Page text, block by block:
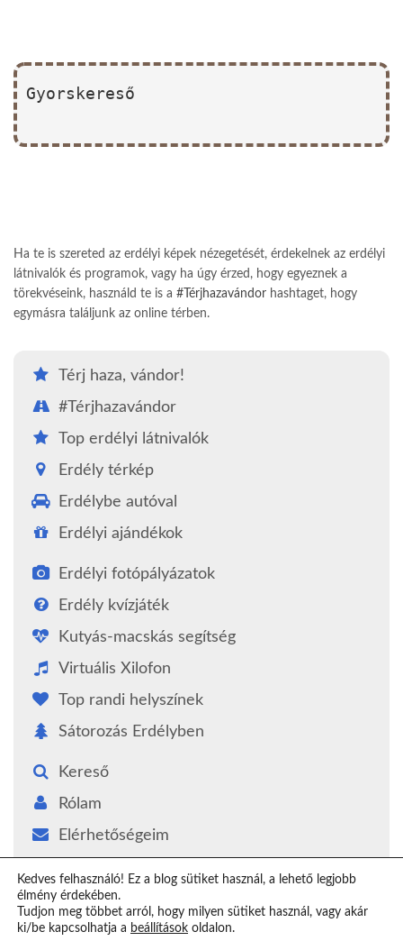
Gyorskereső
Ha te is szereted az erdélyi képek nézegetését, érdekelnek az erdélyi
látnivalók és programok, vagy ha úgy érzed, hogy egyeznek a
törekvéseink, használd te is a #Térjhazavándor hashtaget, hogy
egymásra találjunk az online térben.
Térj haza, vándor!
#Térjhazavándor
Top erdélyi látnivalók
Erdély térkép
Erdélybe autóval
Erdélyi ajándékok
Erdélyi fotópályázatok
Erdély kvízjáték
Kutyás-macskás segítség
Virtuális Xilofon
Top randi helyszínek
Sátorozás Erdélyben
Kereső
Rólam
Elérhetőségeim
Epilógus
Kedves felhasználó! Ez a blog sütiket használ, a lehető legjobb
élmény érdekében.
Tudjon meg többet arról, hogy milyen sütiket használ, vagy akár
ki/be kapcsolhatja a beállítások oldalon.